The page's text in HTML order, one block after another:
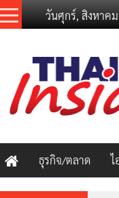
วันศุกร์, สิงหาค
Thailand
Inside
New
ธุรกิจ/ตลาด ไ